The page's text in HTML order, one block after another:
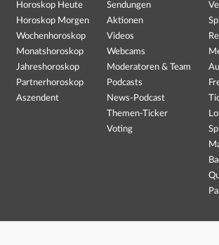
Horoskop Heute
Horoskop Morgen
Wochenhoroskop
Monatshoroskop
Jahreshoroskop
Partnerhoroskop
Aszendent
Sendungen
Aktionen
Videos
Webcams
Moderatoren & Team
Podcasts
News-Podcast
Themen-Ticker
Voting